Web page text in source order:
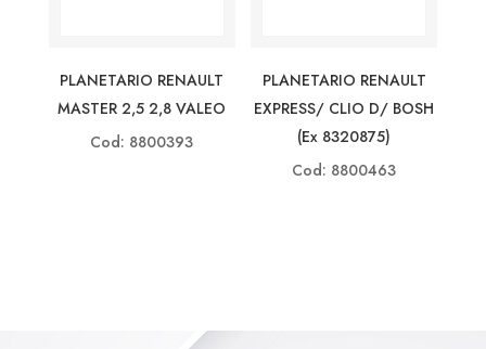
PLANETARIO RENAULT
MASTER 2,5 2,8 VALEO
Cod: 8800393
PLANETARIO RENAULT
EXPRESS/ CLIO D/ BOSH
(ex 8320875)
Cod: 8800463